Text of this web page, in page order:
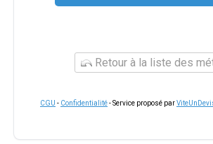
Retour à la liste des
CGU - Confidentialité- Service proposé par